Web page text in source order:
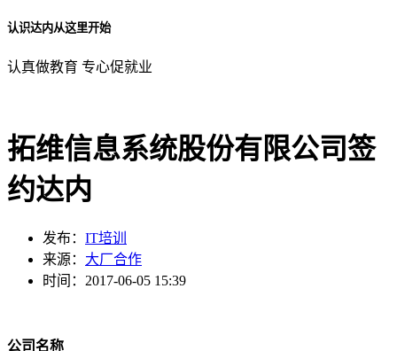
认识达内从这里开始
认真做教育 专心促就业
拓维信息系统股份有限公司签
约达内
发布： IT培训
来源： 大厂合作
时间：2017-06-05 15:39
公司名称